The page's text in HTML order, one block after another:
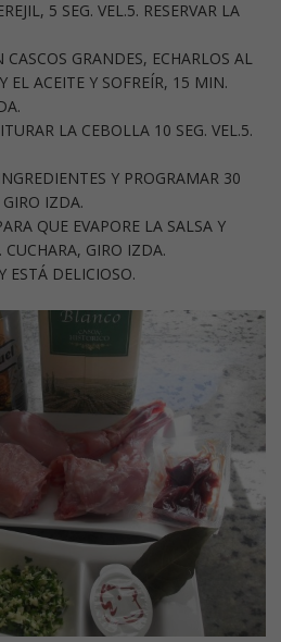
5 SEG. VEL.5. RESERVAR LA
GRANDES, ECHARLOS AL
EL ACEITE Y SOFREÍR, 15 MIN.
LA CEBOLLA 10 SEG. VEL.5.
Y PROGRAMAR 30
IZDA.
QUE EVAPORE LA SALSA Y
GIRO IZDA.
ESTÁ DELICIOSO.